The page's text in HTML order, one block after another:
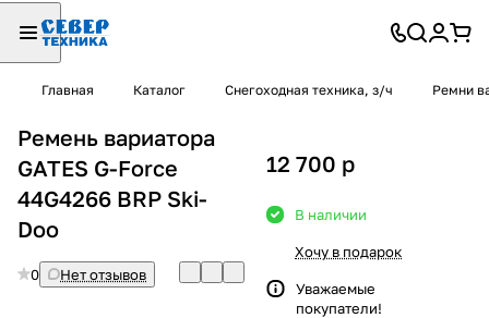
Главная Каталог Снегоходная техника, з/ч Ремни
Ремень вариатора
GATES G-Force
44G4266 BRP Ski-
Doo
0 Нет отзывов
12 700 p
В наличии
Хочу в подарок
Уважаемые
покупатели!